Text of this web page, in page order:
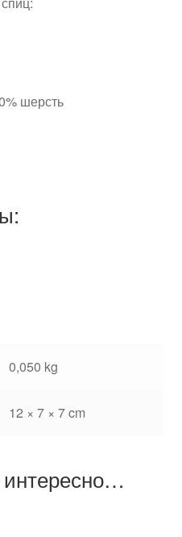
шерсть
0,050 kg
12 × 7 × 7 cm